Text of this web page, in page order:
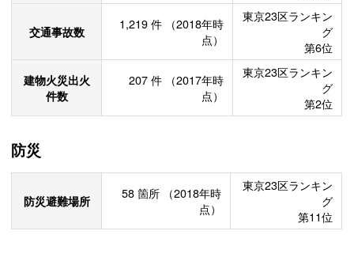
交通事故数 1,219 件
（2018年時
点）
東京23区ランキン
グ
第6位
建物火災出火
件数
207 件
（2017年時
点）
東京23区ランキン
グ
第2位
防災
防災避難場所 58 箇所
（2018年時
点）
東京23区ランキン
グ
第11位